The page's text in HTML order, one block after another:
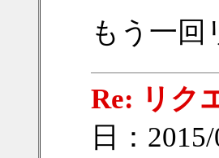
もう一
Re: リク
日：